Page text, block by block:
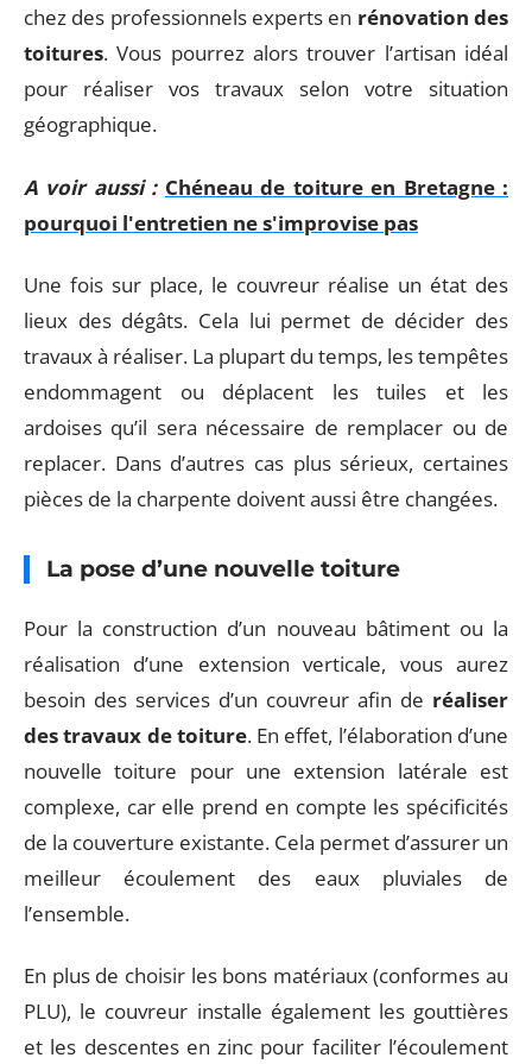
chez des professionnels experts en rénovation des
toitures. Vous pourrez alors trouver l’artisan idéal
pour réaliser vos travaux selon votre situation
géographique.
A voir aussi : Chéneau de toiture en Bretagne :
pourquoi l'entretien ne s'improvise pas
Une fois sur place, le couvreur réalise un état des
lieux des dégâts. Cela lui permet de décider des
travaux à réaliser. La plupart du temps, les tempêtes
endommagent ou déplacent les tuiles et les
ardoises qu’il sera nécessaire de remplacer ou de
replacer. Dans d’autres cas plus sérieux, certaines
pièces de la charpente doivent aussi être changées.
La pose d’une nouvelle toiture
Pour la construction d’un nouveau bâtiment ou la
réalisation d’une extension verticale, vous aurez
besoin des services d’un couvreur afin de réaliser
des travaux de toiture. En effet, l’élaboration d’une
nouvelle toiture pour une extension latérale est
complexe, car elle prend en compte les spécificités
de la couverture existante. Cela permet d’assurer un
meilleur écoulement des eaux pluviales de
l’ensemble.
En plus de choisir les bons matériaux (conformes au
PLU), le couvreur installe également les gouttières
et les descentes en zinc pour faciliter l’écoulement